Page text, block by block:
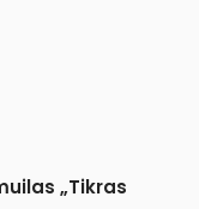
„Tikras